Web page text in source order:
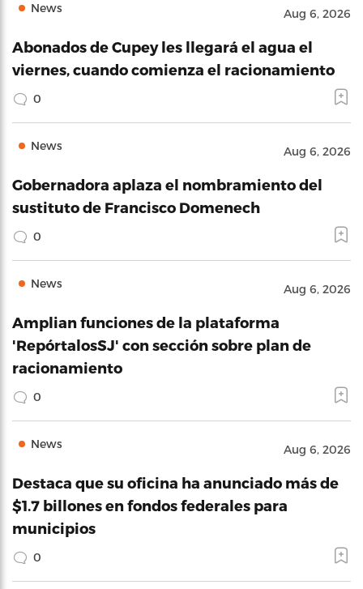
News Aug 6, 2026
Abonados de Cupey les llegará el agua el
viernes, cuando comienza el racionamiento
0
News Aug 6, 2026
Gobernadora aplaza el nombramiento del
sustituto de Francisco Domenech
0
News Aug 6, 2026
Amplian funciones de la plataforma
'RepórtalosSJ' con sección sobre plan de
racionamiento
0
News Aug 6, 2026
Destaca que su oficina ha anunciado más de
$1.7 billones en fondos federales para
municipios
0